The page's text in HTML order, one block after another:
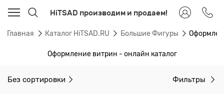
HiTSAD производим и продаем!
Главная Каталог HiTSAD.RU Большие Фигуры
Оформление витрин - онлайн каталог
Без сортировки Фильтры